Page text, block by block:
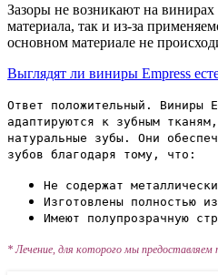
Зазоры не возникают на винирах
материала, так и из-за
основном материале не
Выглядят ли виниры Empress
Ответ положительный. Виниры
адаптируются к зубным
натуральные зубы. Они
зубов благодаря тому, что:
Не содержат
Изготовлены полностью
Имеют полупрозрачную
* Лечение, для которого мы предоставляем